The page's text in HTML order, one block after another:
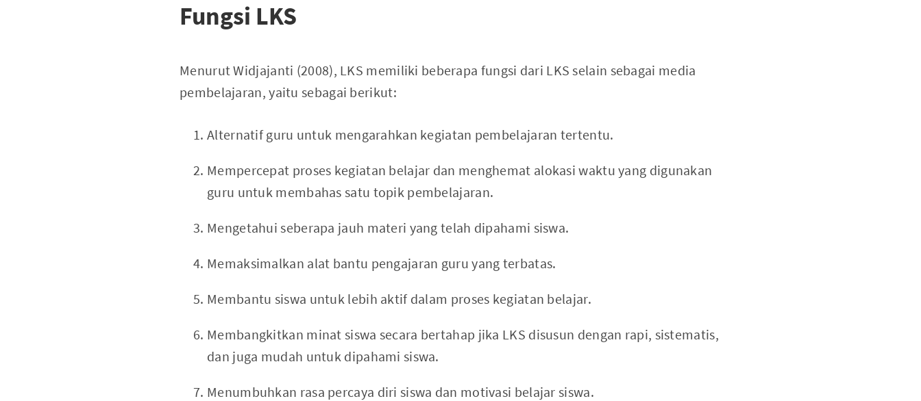
Fungsi LKS
Menurut Widjajanti (2008), LKS memiliki beberapa fungsi dari LKS selain sebagai media
pembelajaran, yaitu sebagai berikut:
Alternatif guru untuk mengarahkan kegiatan pembelajaran tertentu.
Mempercepat proses kegiatan belajar dan menghemat alokasi waktu yang digunakan
guru untuk membahas satu topik pembelajaran.
Mengetahui seberapa jauh materi yang telah dipahami siswa.
Memaksimalkan alat bantu pengajaran guru yang terbatas.
Membantu siswa untuk lebih aktif dalam proses kegiatan belajar.
Membangkitkan minat siswa secara bertahap jika LKS disusun dengan rapi, sistematis,
dan juga mudah untuk dipahami siswa.
Menumbuhkan rasa percaya diri siswa dan motivasi belajar siswa.